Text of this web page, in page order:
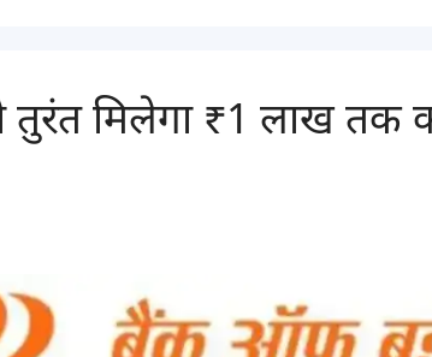
मिलेगा ₹1 लाख तक